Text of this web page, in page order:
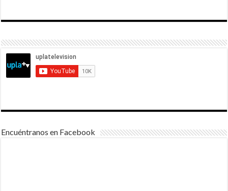
Encuéntranos en Facebook